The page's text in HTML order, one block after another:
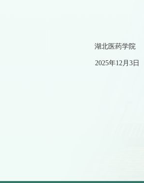
湖北医药学院
2025年12月3日